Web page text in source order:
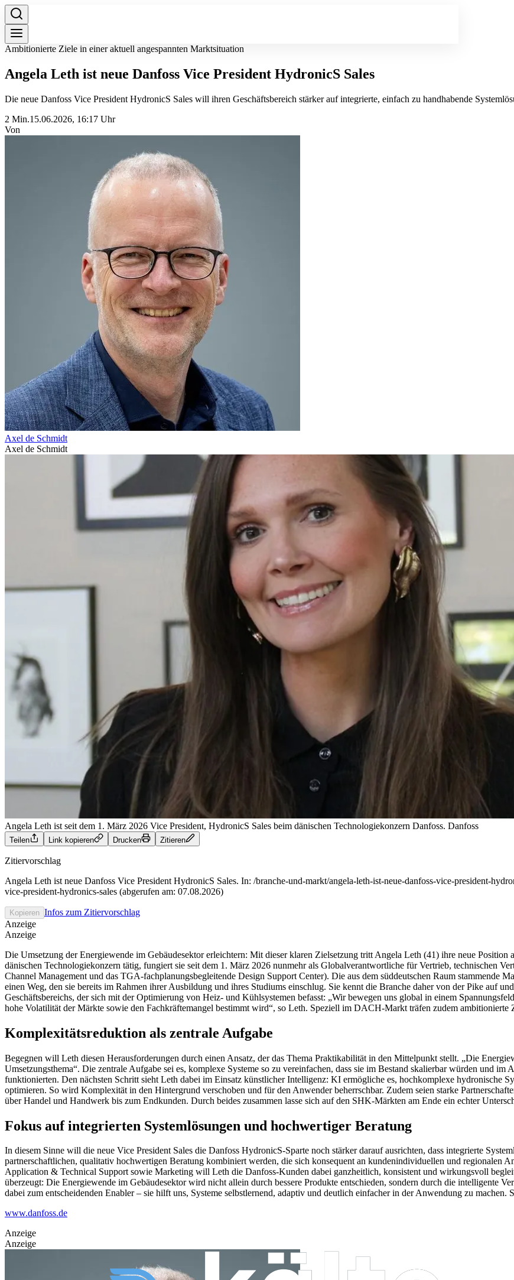
Ambitionierte Ziele in einer aktuell angespannten Marktsituation
Angela Leth ist neue Danfoss Vice President HydronicS Sales
Die neue Danfoss Vice President HydronicS Sales will ihren Geschäftsbereich stärker auf integrierte, einfach zu handhabende
2 Min.15.06.2026, 16:17 Uhr
Von
Axel de Schmidt
Axel de Schmidt
Angela Leth ist seit dem 1. März 2026 Vice President, HydronicS Sales beim dänischen Technologiekonzern Danfoss. Danfoss
Teilen Link kopieren Drucken Zitieren
Zitiervorschlag
Angela Leth ist neue Danfoss Vice President HydronicS Sales. In: /branche-und-markt/angela-leth-ist-neue-danfoss-vice-president-
vice-president-hydronics-sales (abgerufen am: 07.08.2026)
Kopieren Infos zum Zitiervorschlag
Anzeige
Anzeige
Die Umsetzung der Energiewende im Gebäudesektor erleichtern: Mit dieser klaren Zielsetzung tritt Angela Leth (41) ihre neue
dänischen Technologiekonzern tätig, fungiert sie seit dem 1. März 2026 nunmehr als Globalverantwortliche für Vertrieb, technischen
Channel Management und das TGA-fachplanungsbegleitende Design Support Center). Die aus dem süddeutschen Raum stammende
einen Weg, den sie bereits im Rahmen ihrer Ausbildung und ihres Studiums einschlug. Sie kennt die Branche daher von der Pike auf
Geschäftsbereichs, der sich mit der Optimierung von Heiz- und Kühlsystemen befasst: „Wir bewegen uns global in einem
hohe Volatilität der Märkte sowie den Fachkräftemangel bestimmt wird“, so Leth. Speziell im DACH-Markt träfen zudem ambitionierte
Komplexitätsreduktion als zentrale Aufgabe
Begegnen will Leth diesen Herausforderungen durch einen Ansatz, der das Thema Praktikabilität in den Mittelpunkt stellt. „Die
Umsetzungsthema“. Die zentrale Aufgabe sei es, komplexe Systeme so zu vereinfachen, dass sie im Bestand skalierbar würden und
funktionierten. Den nächsten Schritt sieht Leth dabei im Einsatz künstlicher Intelligenz: KI ermögliche es, hochkomplexe hydronische
optimieren. So wird Komplexität in den Hintergrund verschoben und für den Anwender beherrschbar. Zudem seien starke
über Handel und Handwerk bis zum Endkunden. Durch beides zusammen lasse sich auf den SHK-Märkten am Ende ein echter
Fokus auf integrierten Systemlösungen und hochwertiger Beratung
In diesem Sinne will die neue Vice President Sales die Danfoss HydronicS-Sparte noch stärker darauf ausrichten, dass integrierte
partnerschaftlichen, qualitativ hochwertigen Beratung kombiniert werden, die sich konsequent an kundenindividuellen und regionalen
Application & Technical Support sowie Marketing will Leth die Danfoss-Kunden dabei ganzheitlich, konsistent und wirkungsvoll
überzeugt: Die Energiewende im Gebäudesektor wird nicht allein durch bessere Produkte entschieden, sondern durch die intelligente
dabei zum entscheidenden Enabler – sie hilft uns, Systeme selbstlernend, adaptiv und deutlich einfacher in der Anwendung zu
www.danfoss.de
Anzeige
Anzeige